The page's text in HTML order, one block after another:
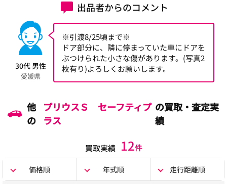
出品者からのコメント
30代 男性
愛媛県
※引渡8/25頃まで※
ドア部分に、隣に停まっていた車にドアを
ぶつけられた小さな傷があります。(写真2
枚有り)よろしくお願いします。
他
の
プリウスＳ セーフティプ
ラス
の買取・査定実
績
買取実績 12件
価格順 年式順 走行距離順